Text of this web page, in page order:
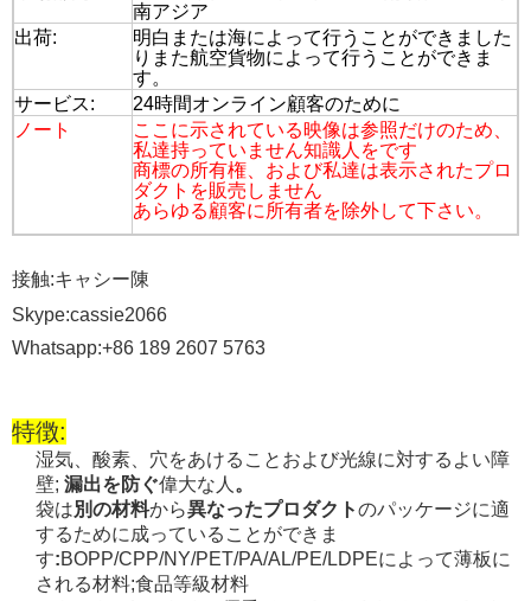
南アジア
出荷:
明白または海によって行うことができました
りまた航空貨物によって行うことができま
す。
サービス:
24時間オンライン顧客のために
ノート
ここに示されている映像は参照だけのため、
私達持っていません知識人をです
商標の所有権、および私達は表示されたプロ
ダクトを販売しません
あらゆる顧客に所有者を除外して下さい。
接触:キャシー陳
Skype:cassie2066
Whatsapp:+86 189 2607 5763
特徴:
湿気、酸素、穴をあけることおよび光線に対するよい障
壁; 漏出を防ぐ偉大な人 。
袋は別の材料から異なったプロダクトのパッケージに適
するために成っていることができま
す:BOPP/CPP/NY/PET/PA/AL/PE/LDPEによって薄板に
される材料;食品等級材料